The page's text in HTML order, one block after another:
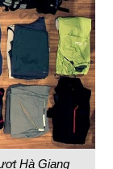
Hà Giang